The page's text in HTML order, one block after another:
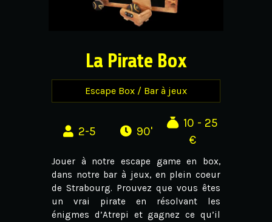
La Pirate Box
Escape Box / Bar à jeux
2-5 90'
10 - 25
€
Jouer à notre escape game en box,
dans notre bar à jeux, en plein coeur
de Strabourg. Prouvez que vous êtes
un vrai pirate en résolvant les
énigmes d’Atrepi et gagnez ce qu’il